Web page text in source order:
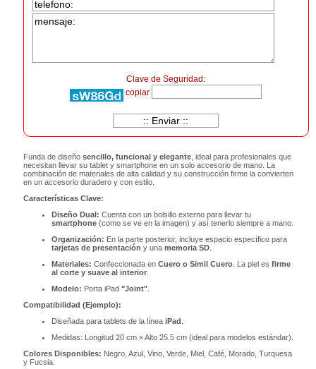
Clave de Seguridad:
copiar
Funda de diseño sencillo, funcional y elegante, ideal para profesionales que
necesitan llevar su tablet y smartphone en un solo accesorio de mano. La
combinación de materiales de alta calidad y su construcción firme la convierten
en un accesorio duradero y con estilo.
Características Clave:
Diseño Dual: Cuenta con un bolsillo externo para llevar tu
smartphone(como se ve en la imagen) y así tenerlo siempre a mano.
Organización: En la parte posterior, incluye espacio específico para
tarjetas de presentación y una memoria SD.
Materiales: Confeccionada en Cuero o Simil Cuero. La piel es firme
al corte y suave al interior.
Modelo: Porta iPad "Joint".
Compatibilidad (Ejemplo):
Diseñada para tablets de la línea iPad
Medidas: Longitud 20cm ×Alto 25.5cm (ideal para modelos estándar).
Colores Disponibles: Negro, Azul, Vino, Verde, Miel, Café, Morado, Turquesa
y Fucsia.